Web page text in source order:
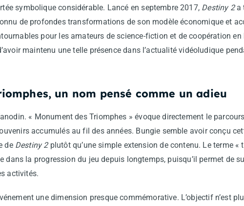
symbolique considérable. Lancé en septembre 2017, Destiny 2a
de profondes transformations de son modèle économique et
pour les amateurs de science-fiction et de coopération en
maintenu une telle présence dans l’actualité vidéoludique
un nom pensé comme un adieu
« Monument des Triomphes » évoque directement le
accumulés au fil des années. Bungie semble avoir conçu
de Destiny 2plutôt qu’une simple extension de contenu. Le terme «
dans la progression du jeu depuis longtemps, puisqu’il permet de
activités.
une dimension presque commémorative. L’objectif n’est